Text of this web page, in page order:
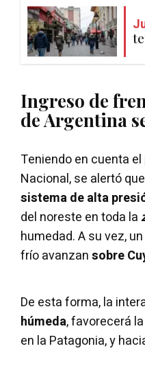
Ingreso de
de Argentina
Teniendo en cuenta
Nacional, se alertó
sistema de alta
del noreste en toda la
humedad. A su vez,
frío avanzansobre
De esta forma, la
húmeda, favorecerá
en la Patagonia, y